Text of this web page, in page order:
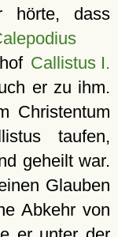
hörte, dass
Callistus I.
er zu ihm.
Christentum
taufen,
geheilt war.
Glauben
Abkehr von